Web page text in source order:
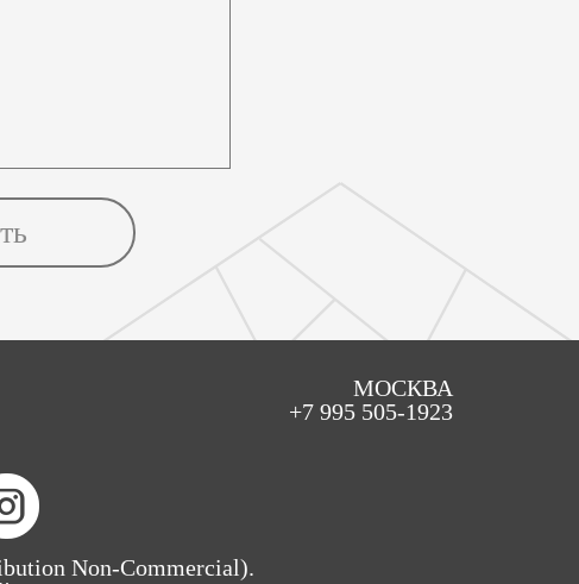
МОСКВА
+7 995 505-1923
Non-Commercial).